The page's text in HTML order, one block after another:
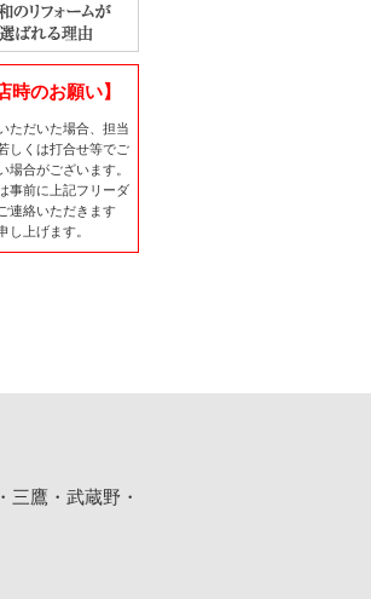
時のお願い】
ただいた場合、担当
しくは打合せ等でご
場合がございます。
事前に上記フリーダ
連絡いただきます
し上げます。
鷹・武蔵野・